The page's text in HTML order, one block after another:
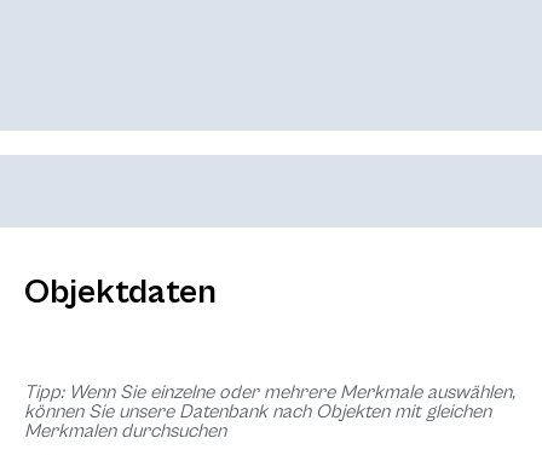
Objektdaten
Tipp: Wenn Sie einzelne oder mehrere Merkmale auswählen,
können Sie unsere Datenbank nach Objekten mit gleichen
Merkmalen durchsuchen